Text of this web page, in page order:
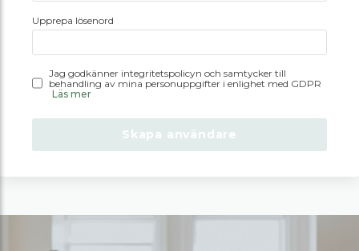
Upprepa lösenord
Jag godkänner integritetspolicyn och samtycker till
behandling av mina personuppgifter i enlighet med GDPR
Läs mer